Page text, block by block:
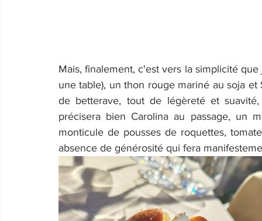
Mais, finalement, c'est vers la simplicité
une table), un thon rouge mariné au soja
de betterave, tout de légèreté et
précisera bien Carolina au passage,
monticule de pousses de roquettes,
absence de générosité qui fera